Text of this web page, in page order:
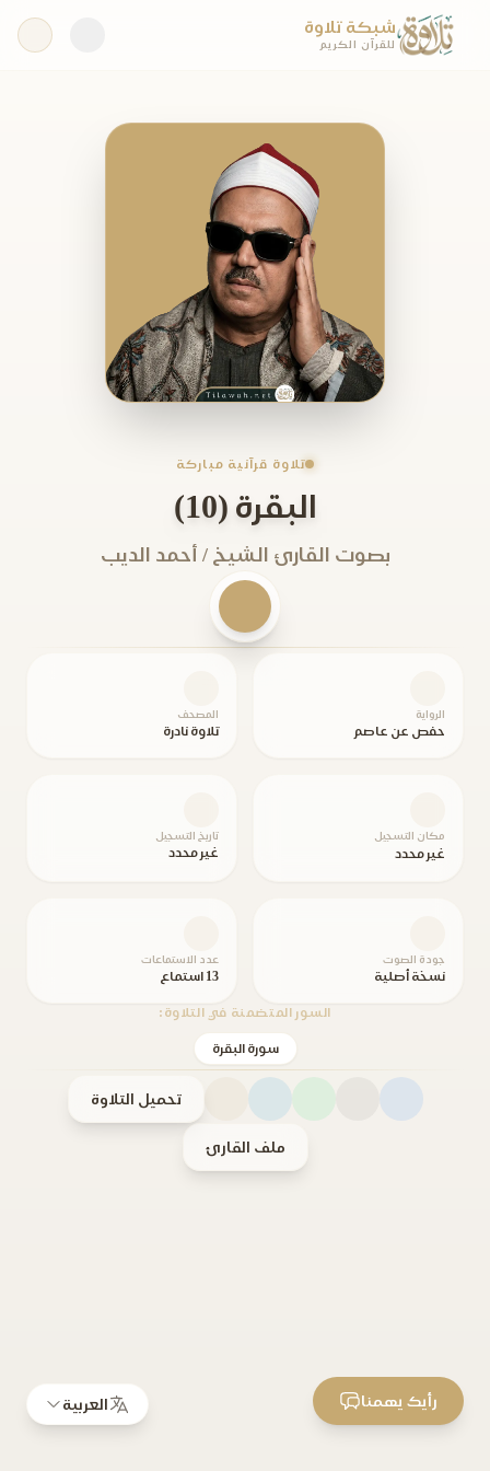
شبكة تلاوة
للقرآن الكريم
تلاوة قرآنية مباركة
البقرة (10)
بصوت القارئ الشيخ / أحمد الديب
الرواية
حفص عن عاصم
المصحف
تلاوة نادرة
مكان التسجيل
غير محدد
تاريخ التسجيل
غير محدد
جودة الصوت
نسخة أصلية
عدد الاستماعات
13 استماع
السور المتضمنة في التلاوة:
سورة البقرة
تحميل التلاوة
ملف القارئ
العربية رأيك يهمنا